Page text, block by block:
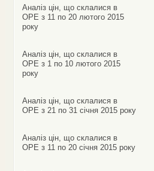
Аналіз цін, що склалися в
ОРЕ з 11 по 20 лютого 2015
року
Аналіз цін, що склалися в
ОРЕ з 1 по 10 лютого 2015
року
Аналіз цін, що склалися в
ОРЕ з 21 по 31 січня 2015 року
Аналіз цін, що склалися в
ОРЕ з 11 по 20 січня 2015 року